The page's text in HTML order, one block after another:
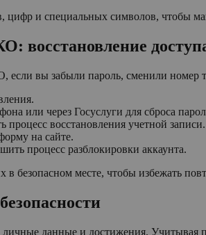
цифр и специальных символов, чтобы
восстановление
вы забыли пароль, сменили номер
или через Госуслуги для сброса
восстановления учетной записи.
на сайте.
процесс разблокировки аккаунта.
безопасном месте, чтобы избежать
данные и достижения.